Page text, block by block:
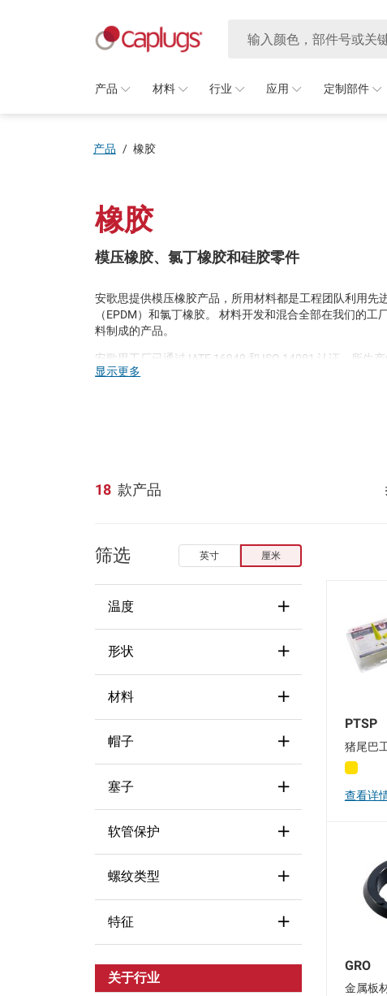
产品 材料 行业 应用 定制部件
产品 / 橡胶
橡胶
模压橡胶、氯丁橡胶和硅胶零件
安歌思提供模压橡胶产品，所用材料都是工程团队利用
（EPDM）和氯丁橡胶。 材料开发和混合全部在我们的
料制成的产品。
安歌思工厂已通过 IATF 16949 和 ISO 14001 认证，所生
车、工业、暖通空调（HVAC）等众多行业中的遮蔽、产
高性价比和可定制的解决方案
EPDM耐碱、酸和含氧溶剂
氯丁橡胶具有大的耐用性
非常适合电镀和湿漆处理
工艺
注塑
压缩成型
传递模塑
显示更多
18 款产品
筛选 英寸 厘米
温度
177°C (350°F)
93°C - 149°C (200°F - 300°F)
≤88°C (190°F)
形状
Other
Round
Sleeve (1)
Tube
材料
NBR (Nitrile-Butadiene
Neoprene
Thermoplastic Rubber
帽子
Masking
Non-threaded (4)
塞子
Masking
Non-Threaded
Service Plugs (1)
Tapered (3)
软管保护
Hose Sleeve
Other
Service Plugs (1)
螺纹类型
Metric
特征
Ergonomic
关于行业
PTSP
猪尾巴
查看详
GRO
金属板